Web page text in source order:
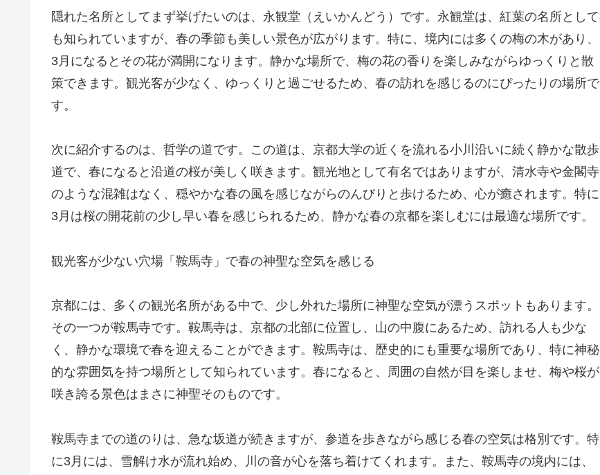
隠れた名所としてまず挙げたいのは、永観堂（えいかんどう）です。永観堂は、紅葉の名所として
も知られていますが、春の季節も美しい景色が広がります。特に、境内には多くの梅の木があり、
3月になるとその花が満開になります。静かな場所で、梅の花の香りを楽しみながらゆっくりと散
策できます。観光客が少なく、ゆっくりと過ごせるため、春の訪れを感じるのにぴったりの場所で
す。
次に紹介するのは、哲学の道です。この道は、京都大学の近くを流れる小川沿いに続く静かな散歩
道で、春になると沿道の桜が美しく咲きます。観光地として有名ではありますが、清水寺や金閣寺
のような混雑はなく、穏やかな春の風を感じながらのんびりと歩けるため、心が癒されます。特に
3月は桜の開花前の少し早い春を感じられるため、静かな春の京都を楽しむには最適な場所です。
観光客が少ない穴場「鞍馬寺」で春の神聖な空気を感じる
京都には、多くの観光名所がある中で、少し外れた場所に神聖な空気が漂うスポットもあります。
その一つが鞍馬寺です。鞍馬寺は、京都の北部に位置し、山の中腹にあるため、訪れる人も少な
く、静かな環境で春を迎えることができます。鞍馬寺は、歴史的にも重要な場所であり、特に神秘
的な雰囲気を持つ場所として知られています。春になると、周囲の自然が目を楽しませ、梅や桜が
咲き誇る景色はまさに神聖そのものです。
鞍馬寺までの道のりは、急な坂道が続きますが、参道を歩きながら感じる春の空気は格別です。特
に3月には、雪解け水が流れ始め、川の音が心を落ち着けてくれます。また、鞍馬寺の境内には、